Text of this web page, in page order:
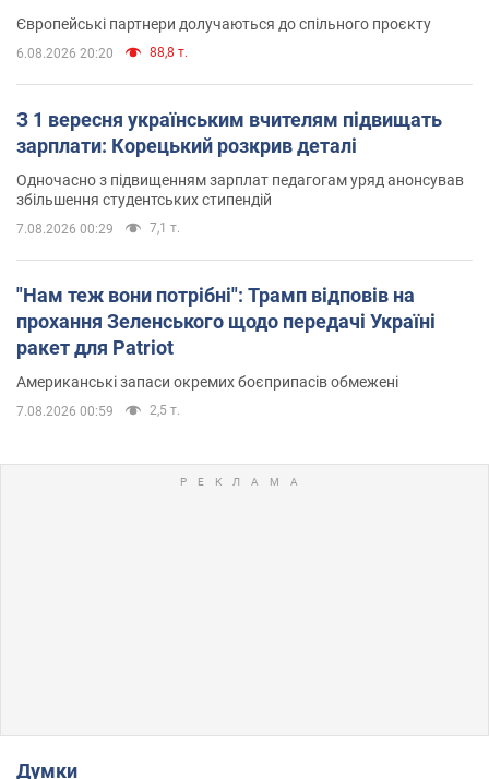
Європейські партнери долучаються до спільного проєкту
6.08.2026 20:20 88,8 т.
З 1 вересня українським вчителям підвищать
зарплати: Корецький розкрив деталі
Одночасно з підвищенням зарплат педагогам уряд анонсував
збільшення студентських стипендій
7.08.2026 00:29 7,1 т.
"Нам теж вони потрібні": Трамп відповів на
прохання Зеленського щодо передачі Україні
ракет для Patriot
Американські запаси окремих боєприпасів обмежені
7.08.2026 00:59 2,5 т.
Думки